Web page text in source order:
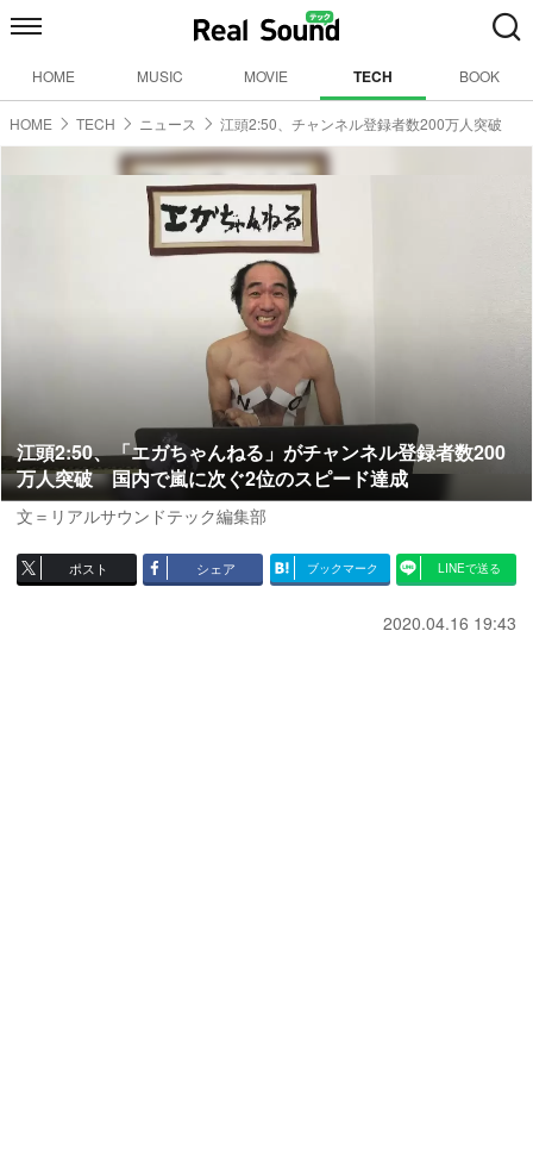
HOME MUSIC MOVIE TECH BOOK
HOME TECH ニュース 江頭2:50、チャンネル登録者数200万人突破
江頭2:50、「エガちゃんねる」がチャンネル登録者数200
万人突破 国内で嵐に次ぐ2位のスピード達成
文＝リアルサウンドテック編集部
ポスト シェア ブックマーク LINEで送る
2020.04.16 19:43